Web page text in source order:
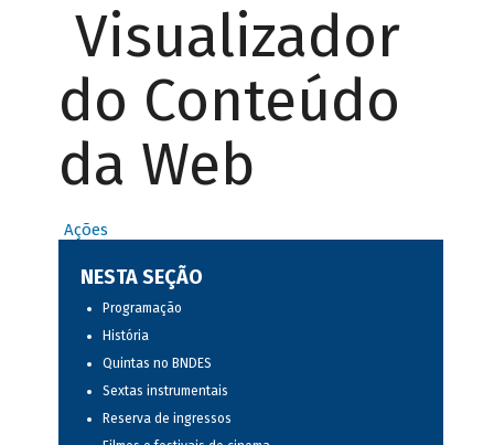
Visualizador
do Conteúdo
da Web
Ações
NESTA SEÇÃO
Programação
História
Quintas no BNDES
Sextas instrumentais
Reserva de ingressos